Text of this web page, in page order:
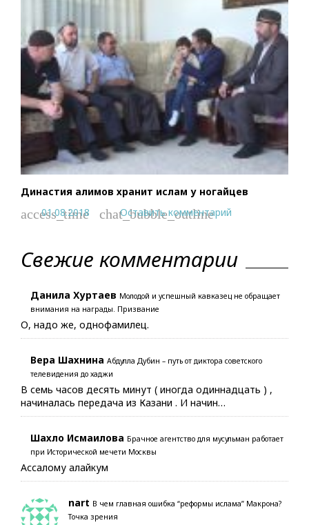
Династия алимов хранит ислам у ногайцев
access_time
01.08.2018 chat_bubble_outline
Оставить комментарий
Свежие комментарии
Данила Хуртаев Молодой и успешный кавказец не обращает
внимания на награды. Призвание
О, надо же, однофамилец.
Вера Шахнина Абдулла Дубин – путь от диктора советского
телевидения до хаджи
В семь часов десять минут ( иногда одиннадцать ) ,
начиналась передача из Казани . И начин…
Шахло Исмаилова Брачное агентство для мусульман работает
при Исторической мечети Москвы
Ассалому алайкум
nart В чем главная ошибка “реформы ислама” Макрона?
Точка зрения